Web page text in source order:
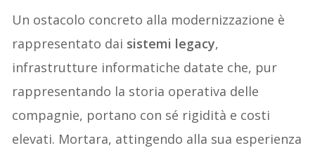
Un ostacolo concreto alla modernizzazione è
rappresentato dai sistemi legacy,
infrastrutture informatiche datate che, pur
rappresentando la storia operativa delle
compagnie, portano con sé rigidità e costi
elevati. Mortara, attingendo alla sua esperienza